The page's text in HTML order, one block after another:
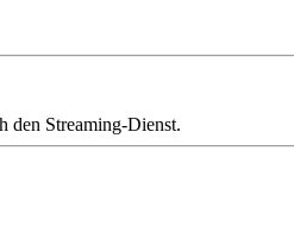
den Streaming-Dienst.